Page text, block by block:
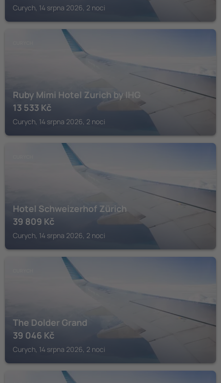
Curych, 14 srpna 2026, 2 noci
Ruby Mimi Hotel Zurich by IHG
13 533 Kč
Curych, 14 srpna 2026, 2 noci
Hotel Schweizerhof Zürich
39 809 Kč
Curych, 14 srpna 2026, 2 noci
The Dolder Grand
39 046 Kč
Curych, 14 srpna 2026, 2 noci